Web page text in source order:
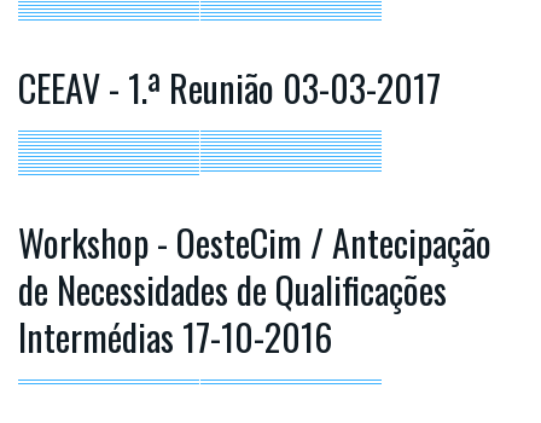
CEEAV - 1.ª Reunião 03-03-2017
Workshop - OesteCim / Antecipação
de Necessidades de Qualificações
Intermédias 17-10-2016